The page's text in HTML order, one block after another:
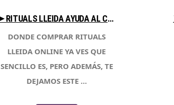
➤ RITUALS LLEIDA AYUDA AL COMPRAR CON LIBRERIAESOTERICA.NET
DONDE COMPRAR RITUALS
LLEIDA ONLINE YA VES QUE
SENCILLO ES, PERO ADEMÁS, TE
DEJAMOS ESTE …